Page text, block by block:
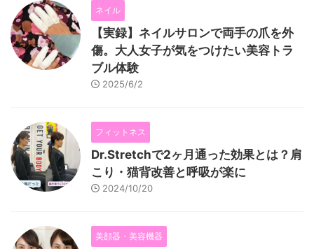
ネイル
【実録】ネイルサロンで両手の爪を外
傷。大人女子が気をつけたい美容トラ
ブル体験
2025/6/2
フィットネス
Dr.Stretchで2ヶ月通った効果とは？肩
こり・猫背改善と呼吸が楽に
2024/10/20
美顔器・美容機器